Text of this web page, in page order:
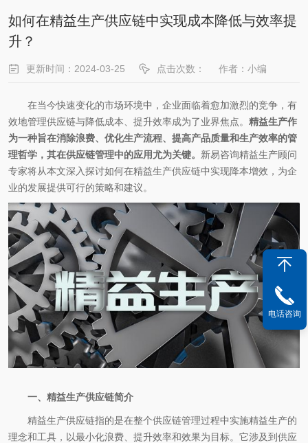
如何在精益生产供应链中实现成本降低与效率提
升？
更新时间：2024-03-25 点击次数： 作者：小编
在当今快速变化的市场环境中，企业面临着愈加激烈的竞争，有
效地管理供应链与降低成本、提升效率成为了业界焦点。 精益生产作
为一种旨在消除浪费、优化生产流程、提高产品质量和生产效率的管
理哲学，其在供应链管理中的应用尤为关键。 新易咨询精益生产顾问
专家将从本文深入探讨如何在精益生产供应链中实现降本增效，为企
业的发展提供可行的策略和建议。
一、精益生产供应链简介
精益生产供应链指的是在整个供应链管理过程中实施精益生产的
理念和工具，以最小化浪费、提升效率和效果为目标。它涉及到供应
电话咨询